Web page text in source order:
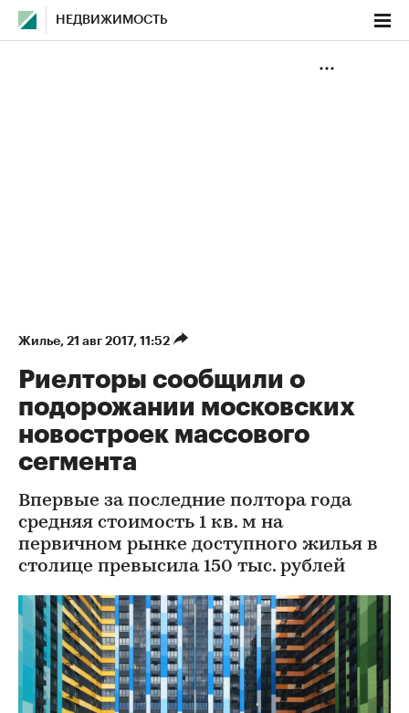
НЕДВИЖИМОСТЬ
Жилье⁠, 21 авг 2017, 11:52
Риелторы сообщили о
подорожании московских
новостроек массового
сегмента
Впервые за последние полтора года
средняя стоимость 1 кв. м на
первичном рынке доступного жилья в
столице превысила 150 тыс. рублей